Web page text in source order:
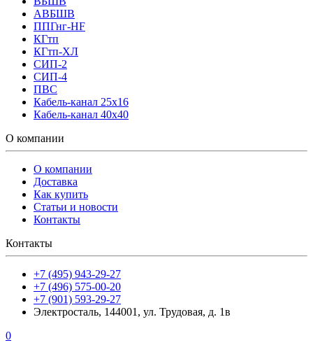
АВБШВ
ППГнг-HF
КГтп
КГтп-ХЛ
СИП-2
СИП-4
ПВС
Кабель-канал 25х16
Кабель-канал 40х40
О компании
О компании
Доставка
Как купить
Статьи и новости
Контакты
Контакты
+7 (495) 943-29-27
+7 (496) 575-00-20
+7 (901) 593-29-27
Электросталь, 144001, ул. Трудовая, д. 1в
0